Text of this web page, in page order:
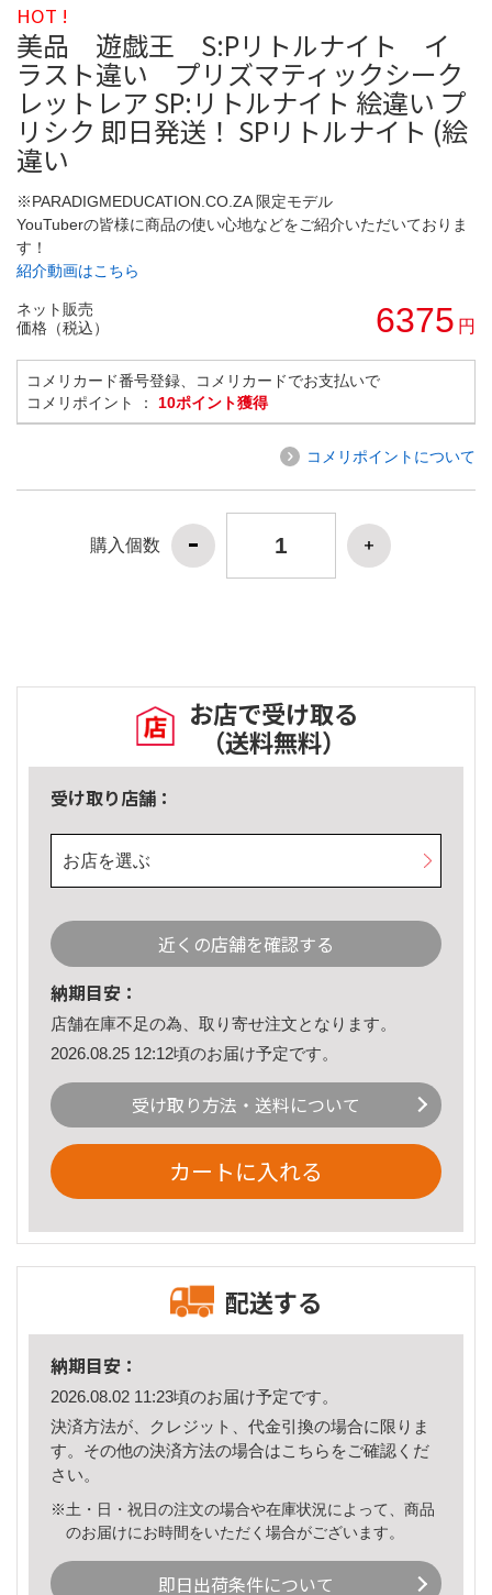
HOT !
美品 遊戯王 S:Pリトルナイト イ
ラスト違い プリズマティックシーク
レットレア SP:リトルナイト 絵違い プ
リシク 即日発送！ SPリトルナイト (絵
違い
※PARADIGMEDUCATION.CO.ZA 限定モデル
YouTuberの皆様に商品の使い心地などをご紹介いただいておりま
す！
紹介動画はこちら
ネット販売
価格（税込）
6375 円
コメリカード番号登録、コメリカードでお支払いで
コメリポイント ： 10ポイント獲得
コメリポイントについて
購入個数
お店で受け取る
（送料無料）
受け取り店舗：
お店を選ぶ
近くの店舗を確認する
納期目安：
店舗在庫不足の為、取り寄せ注文となります。
2026.08.25 12:12頃のお届け予定です。
受け取り方法・送料について
カートに入れる
配送する
納期目安：
2026.08.02 11:23頃のお届け予定です。
決済方法が、クレジット、代金引換の場合に限りま
す。その他の決済方法の場合はこちら をご確認くだ
さい。
※土・日・祝日の注文の場合や在庫状況によって、商品
のお届けにお時間をいただく場合がございます。
即日出荷条件について